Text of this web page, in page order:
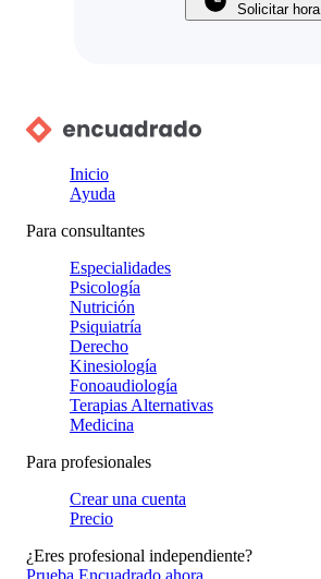
Solicitar hora
Inicio
Ayuda
Para consultantes
Especialidades
Psicología
Nutrición
Psiquiatría
Derecho
Kinesiología
Fonoaudiología
Terapias Alternativas
Medicina
Para profesionales
Crear una cuenta
Precio
¿Eres profesional independiente?